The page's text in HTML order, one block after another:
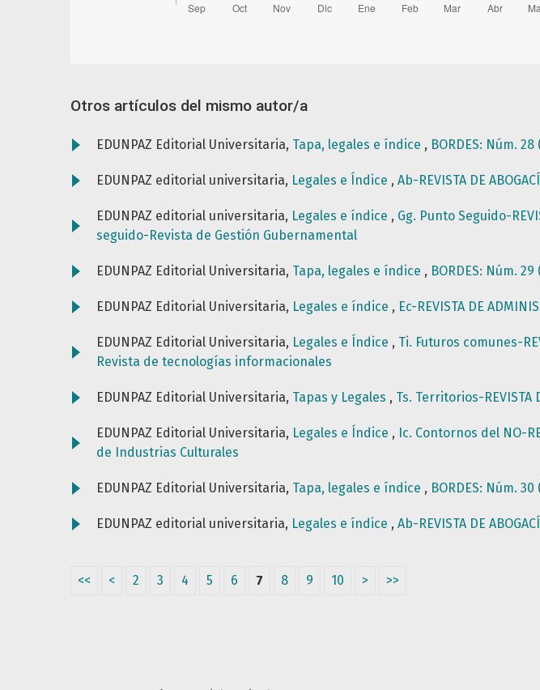
Otros artículos del mismo autor/a
EDUNPAZ Editorial Universitaria, Tapa, legales e índice , BORDES: Núm.
EDUNPAZ editorial universitaria, Legales e Índice , Ab-REVISTA DE
EDUNPAZ editorial universitaria, Legales e índice , Gg. Punto Seguido-
seguido-Revista de Gestión Gubernamental
EDUNPAZ Editorial Universitaria, Tapa, legales e índice , BORDES: Núm.
EDUNPAZ Editorial Universitaria, Legales e índice , Ec-REVISTA DE
EDUNPAZ Editorial Universitaria, Legales e Índice , Ti. Futuros comunes-
Revista de tecnologías informacionales
EDUNPAZ Editorial Universitaria, Tapas y Legales , Ts. Territorios-REVISTA
EDUNPAZ Editorial Universitaria, Legales e Índice , Ic. Contornos del NO-
de Industrias Culturales
EDUNPAZ Editorial Universitaria, Tapa, legales e índice , BORDES: Núm.
EDUNPAZ editorial universitaria, Legales e índice , Ab-REVISTA DE
<< < 2 3 4 5 6 7 8 9 10 > >>